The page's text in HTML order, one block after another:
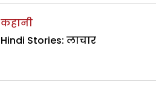
कहानी
Hindi Stories: लाचार